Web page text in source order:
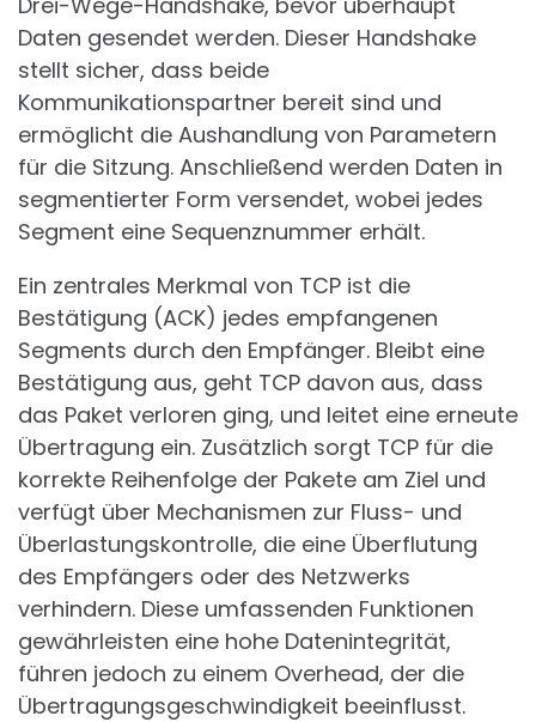
Daten gesendet werden. Dieser Handshake
stellt sicher, dass beide
Kommunikationspartner bereit sind und
ermöglicht die Aushandlung von Parametern
für die Sitzung. Anschließend werden Daten in
segmentierter Form versendet, wobei jedes
Segment eine Sequenznummer erhält.
Ein zentrales Merkmal von TCP ist die
Bestätigung (ACK) jedes empfangenen
Segments durch den Empfänger. Bleibt eine
Bestätigung aus, geht TCP davon aus, dass
das Paket verloren ging, und leitet eine erneute
Übertragung ein. Zusätzlich sorgt TCP für die
korrekte Reihenfolge der Pakete am Ziel und
verfügt über Mechanismen zur Fluss- und
Überlastungskontrolle, die eine Überflutung
des Empfängers oder des Netzwerks
verhindern. Diese umfassenden Funktionen
gewährleisten eine hohe Datenintegrität,
führen jedoch zu einem Overhead, der die
Übertragungsgeschwindigkeit beeinflusst.